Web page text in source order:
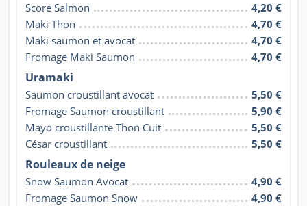
Score Salmon
4,20 €
Maki Thon
4,70 €
Maki saumon et avocat
4,70 €
Fromage Maki Saumon
4,70 €
Uramaki
Saumon croustillant avocat
5,50 €
Fromage Saumon croustillant
5,90 €
Mayo croustillante Thon Cuit
5,50 €
César croustillant
5,50 €
Rouleaux de neige
Snow Saumon Avocat
4,90 €
Fromage Saumon Snow
4,90 €